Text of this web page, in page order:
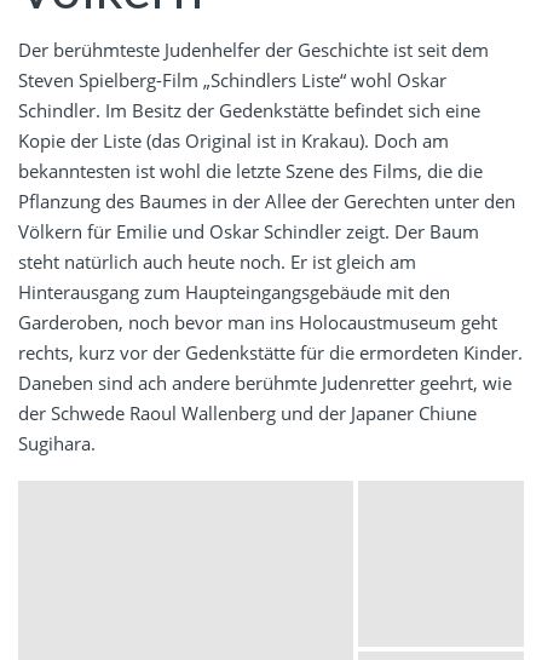
Der berühmteste Judenhelfer der Geschichte ist seit dem
Steven Spielberg-Film „Schindlers Liste“ wohl Oskar
Schindler. Im Besitz der Gedenkstätte befindet sich eine
Kopie der Liste (das Original ist in Krakau). Doch am
bekanntesten ist wohl die letzte Szene des Films, die die
Pflanzung des Baumes in der Allee der Gerechten unter den
Völkern für Emilie und Oskar Schindler zeigt. Der Baum
steht natürlich auch heute noch. Er ist gleich am
Hinterausgang zum Haupteingangsgebäude mit den
Garderoben, noch bevor man ins Holocaustmuseum geht
rechts, kurz vor der Gedenkstätte für die ermordeten Kinder.
Daneben sind ach andere berühmte Judenretter geehrt, wie
der Schwede Raoul Wallenberg und der Japaner Chiune
Sugihara.